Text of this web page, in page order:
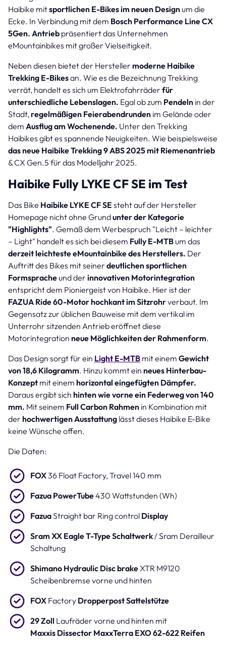
Haibike mitsportlichen E-Bikes im neuen Design um die
Ecke. In Verbindung mit dem Bosch Performance Line CX
5Gen. Antrieb präsentiert das Unternehmen
eMountainbikes mit großer Vielseitigkeit.
Neben diesen bietet der Hersteller moderne Haibike
Trekking E-Bikesan. Wie es die Bezeichnung Trekking
verrät, handelt es sich um Elektrofahrräder für
unterschiedliche Lebenslagen. Egal ob zum Pendeln in der
Stadt, regelmäßigen Feierabendrunden im Gelände oder
dem Ausflug am Wochenende. Unter den Trekking
Haibikes gibt es spannende Neuigkeiten. Wie beispielsweise
das neue Haibike Trekking 9 ABS 2025 mit Riemenantrieb
& CX Gen.5 für das Modelljahr 2025.
Haibike Fully LYKE CF SE im Test
Das Bike Haibike LYKE CF SE steht auf der Hersteller
Homepage nicht ohne Grundunter der Kategorie
"Highlights". Gemäß dem Werbespruch "Leicht – leichter
– Light" handelt es sich bei diesem Fully E-MTB um das
derzeit leichteste eMountainbike des Herstellers. Der
Auftritt des Bikes mit seiner deutlichen sportlichen
Formsprache und der innovativen Motorintegration
entspricht dem Pioniergeist von Haibike. Hier ist der
FAZUA Ride 60-Motor hochkant im Sitzrohrverbaut. Im
Gegensatz zur üblichen Bauweise mit dem vertikal im
Unterrohr sitzenden Antrieb eröffnet diese
Motorintegration neue Möglichkeiten der Rahmenform.
Das Design sorgt für ein Light E-MTB mit einem Gewicht
von 18,6 Kilogramm. Hinzu kommt ein neues Hinterbau-
Konzept mit einem horizontal eingefügten Dämpfer.
Daraus ergibt sich hinten wie vorne ein Federweg von 140
mm. Mit seinem Full Carbon Rahmen in Kombination mit
der hochwertigen Ausstattung lässt dieses Haibike E-Bike
keine Wünsche offen.
Die Daten:
FOX36 Float Factory, Travel 140 mm
Fazua PowerTube430 Wattstunden (Wh)
FazuaStraight bar Ring control Display
Sram XX Eagle T-Type Schaltwerk/ Sram Derailleur
Schaltung
Shimano Hydraulic Disc brakeXTR M9120
Scheibenbremse vorne und hinten
FOX Factory Dropperpost Sattelstütze
29 Zoll Laufräder vorne und hinten mit
Maxxis Dissector MaxxTerra EXO 62-622 Reifen